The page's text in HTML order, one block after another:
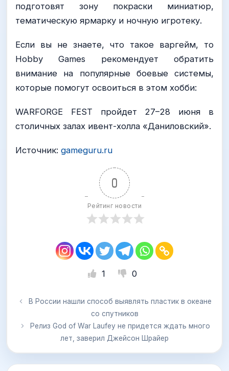
подготовят зону покраски миниатюр,
тематическую ярмарку и ночную игротеку.
Если вы не знаете, что такое варгейм, то
Hobby Games рекомендует обратить
внимание на популярные боевые системы,
которые помогут освоиться в этом хобби:
WARFORGE FEST пройдет 27–28 июня в
столичных залах ивент-холла «Даниловский».
Источник: gameguru.ru
0
Рейтинг новости
1 0
В России нашли способ выявлять пластик в океане
со спутников
Релиз God of War Laufey не придется ждать много
лет, заверил Джейсон Шрайер